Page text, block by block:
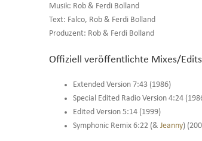
Musik: Rob & Ferdi Bolland
Text: Falco, Rob & Ferdi Bolland
Produzent: Rob & Ferdi Bolland
Offiziell veröffentlichte Mixes/
Extended Version 7:43 (1986)
Special Edited Radio Version 4:24
Edited Version 5:14 (1999)
Symphonic Remix 6:22 (&Jeanny)